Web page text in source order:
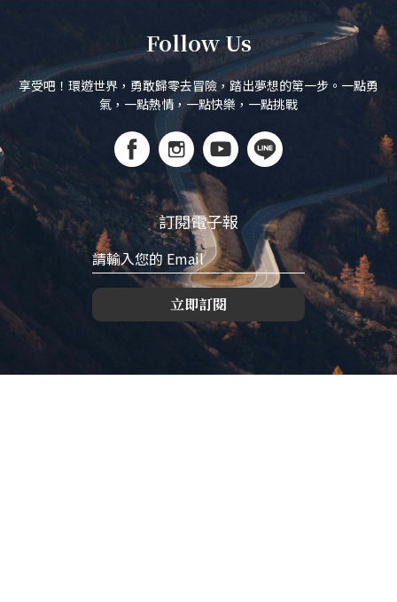
Follow Us
享受吧！環遊世界，勇敢歸零去冒險，踏出夢想的第一步。一點勇
氣，一點熱情，一點快樂，一點挑戰
訂閱電子報
立即訂閱